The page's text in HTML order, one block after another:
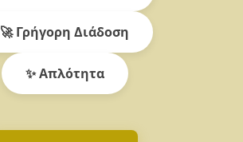
🚀 Γρήγορη Διάδοση
✨ Απλότητα